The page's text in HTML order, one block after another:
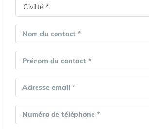
Nom du contact *
Prénom du contact *
Adresse email *
Numéro de téléphone *